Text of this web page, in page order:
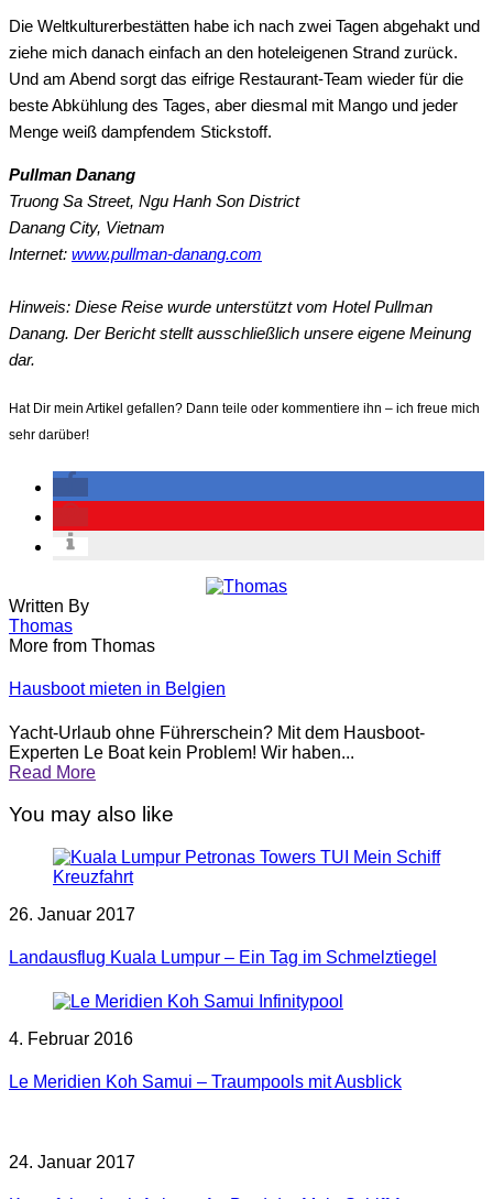
Die Weltkulturerbestätten habe ich nach zwei Tagen abgehakt und
ziehe mich danach einfach an den hoteleigenen Strand zurück.
Und am Abend sorgt das eifrige Restaurant-Team wieder für die
beste Abkühlung des Tages, aber diesmal mit Mango und jeder
Menge weiß dampfendem Stickstoff.
Pullman Danang
Truong Sa Street, Ngu Hanh Son District
Danang City, Vietnam
Internet: www.pullman-danang.com
Hinweis: Diese Reise wurde unterstützt vom Hotel Pullman
Danang. Der Bericht stellt ausschließlich unsere eigene Meinung
dar.
Hat Dir mein Artikel gefallen? Dann teile oder kommentiere ihn – ich freue mich
sehr darüber!
Written By
Thomas
More from Thomas
Hausboot mieten in Belgien
Yacht-Urlaub ohne Führerschein? Mit dem Hausboot-
Experten Le Boat kein Problem! Wir haben...
Read More
You may also like
26. Januar 2017
Landausflug Kuala Lumpur – Ein Tag im Schmelztiegel
4. Februar 2016
Le Meridien Koh Samui – Traumpools mit Ausblick
24. Januar 2017